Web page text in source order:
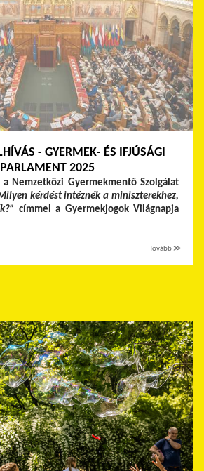
- GYERMEK- ÉS IFJÚSÁGI
PARLAMENT 2025
a Nemzetközi Gyermekmentő Szolgálat
kérdést intéznék a miniszterekhez,
címmel a Gyermekjogok Világnapja
Tovább ≫